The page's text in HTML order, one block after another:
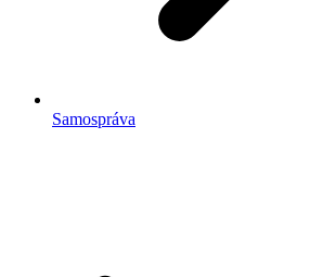
Samospráva